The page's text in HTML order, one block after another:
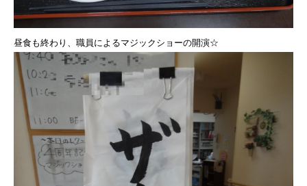
昼食も終わり、職員によるマジックショーの開演☆